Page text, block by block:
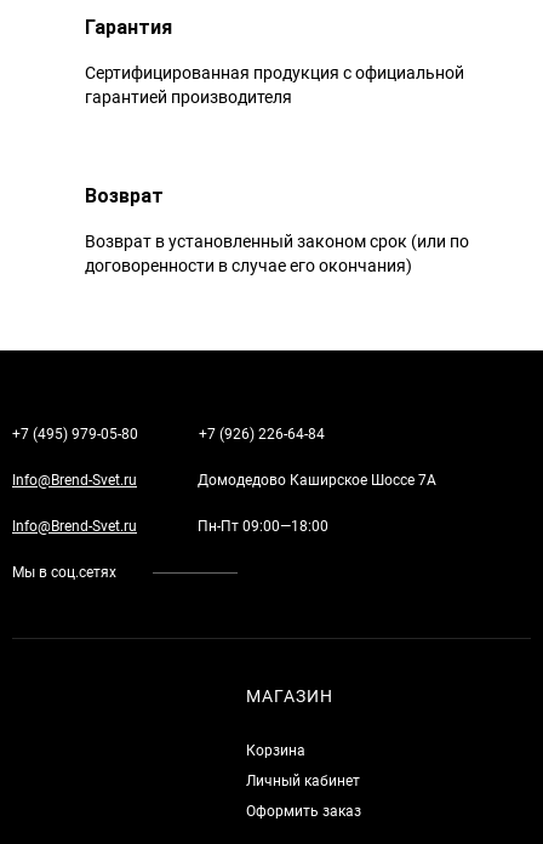
Гарантия
Сертифицированная продукция с официальной
гарантией производителя
Возврат
Возврат в установленный законом срок (или по
договоренности в случае его окончания)
+7 (495) 979-05-80 +7 (926) 226-64-84
Info@Brend-Svet.ru Домодедово Каширское Шоссе 7А
Info@Brend-Svet.ru Пн-Пт 09:00—18:00
Мы в соц.сетях
МАГАЗИН
Корзина
Личный кабинет
Оформить заказ